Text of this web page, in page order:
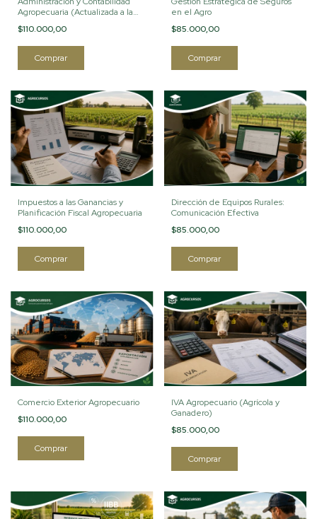
Agropecuaria (Actualizada a la
Normativa Vigente)
$110.000,00
en el Agro
$85.000,00
Impuestos a las Ganancias y
Planificación Fiscal Agropecuaria
$110.000,00
Dirección de Equipos Rurales:
Comunicación Efectiva
$85.000,00
Comercio Exterior Agropecuario
$110.000,00
IVA Agropecuario (Agrícola y
Ganadero)
$85.000,00